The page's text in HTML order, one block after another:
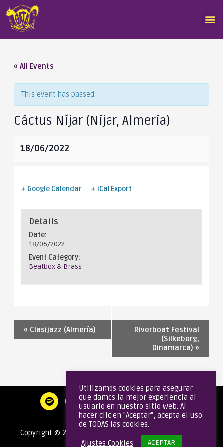
« All Events
This event has passed.
Cáctus Níjar (Níjar, Almería)
18/06/2022
+ Google Calendar + iCal Export
Details
Date:
18/06/2022
Event Category:
Beatbox & Brass
« Clasijazz (Almería)
Riverboat Festival
(Silkeborg,
Dinamarca)»
Copyright © 2020 Gata Brass Band | Todos los derechos
Utilizamos cookies para asegurar
que damos la mejor experiencia al
usuario en nuestro sitio web. Al
hacer clic en "Aceptar", acepta el uso
de TODAS las cookies.
Ajustes Cookies ACEPTAR